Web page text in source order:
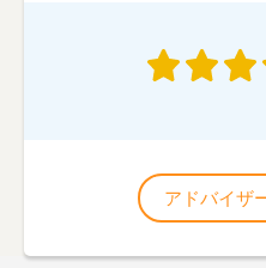
アドバイザ